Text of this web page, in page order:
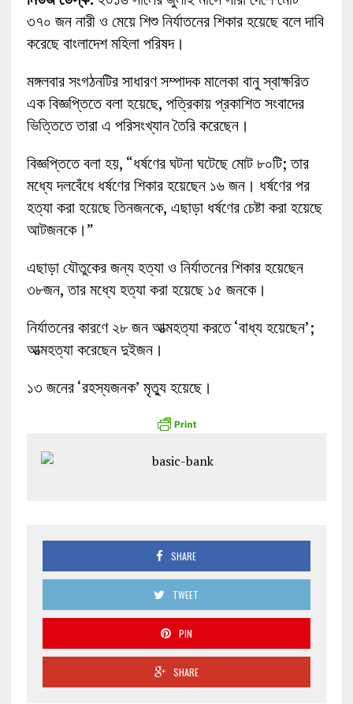
৩৭০ জন নারী ও মেয়ে শিশু নির্যাতনের শিকার হয়েছে বলে দাবি
করেছে বাংলাদেশ মহিলা পরিষদ।
মঙ্গলবার সংগঠনটির সাধারণ সম্পাদক মালেকা বানু স্বাক্ষরিত
এক বিজ্ঞপ্তিতে বলা হয়েছে, পত্রিকায় প্রকাশিত সংবাদের
ভিত্তিতে তারা এ পরিসংখ্যান তৈরি করেছেন।
বিজ্ঞপ্তিতে বলা হয়, “ধর্ষণের ঘটনা ঘটেছে মোট ৮০টি; তার
মধ্যে দলবেঁধে ধর্ষণের শিকার হয়েছেন ১৬ জন। ধর্ষণের পর
হত্যা করা হয়েছে তিনজনকে, এছাড়া ধর্ষণের চেষ্টা করা হয়েছে
আটজনকে।”
এছাড়া যৌতুকের জন্য হত্যা ও নির্যাতনের শিকার হয়েছেন
৩৮জন, তার মধ্যে হত্যা করা হয়েছে ১৫ জনকে।
নির্যাতনের কারণে ২৮ জন আত্মহত্যা করতে ‘বাধ্য হয়েছেন’;
আত্মহত্যা করেছেন দুইজন।
১৩ জনের ‘রহস্যজনক’ মৃত্যু হয়েছে।
SHARE
TWEET
PIN
SHARE